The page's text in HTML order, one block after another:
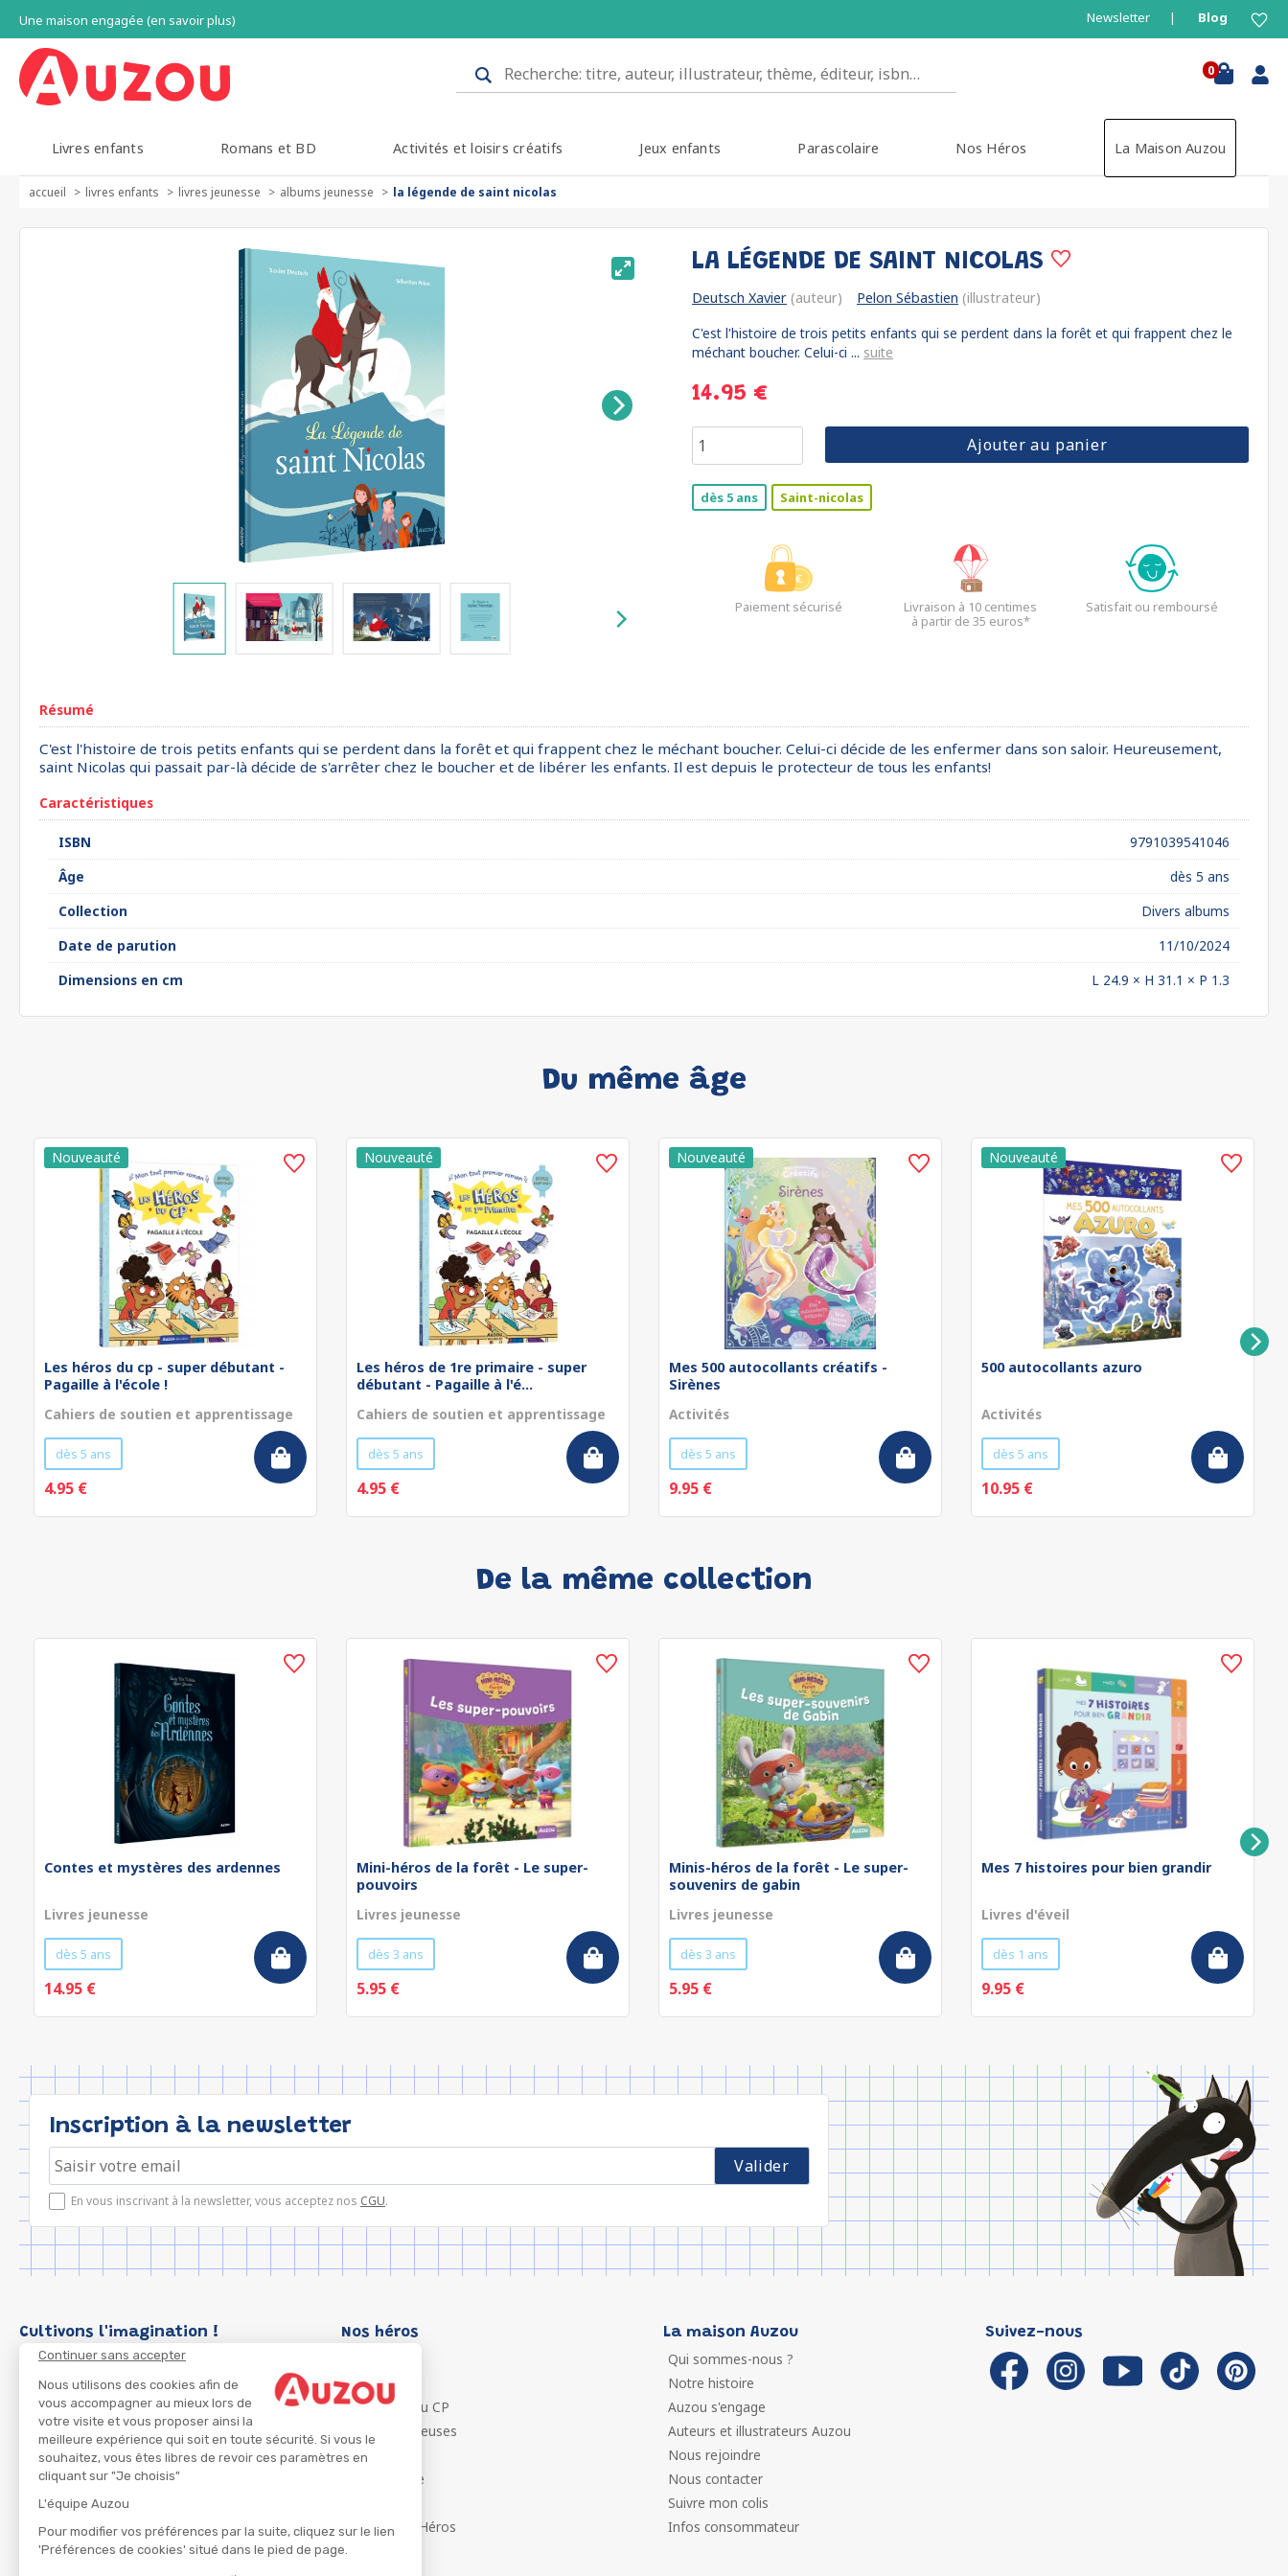
Continuer sans accepter
Nous utilisons des cookies afin de
vous accompagner au mieux lors de
votre visite et vous proposer ainsi la
meilleure expérience qui soit en toute sécurité. Si vous le
souhaitez, vous êtes libres de revoir ces paramètres en
cliquant sur "Je choisis"
L'équipe Auzou
Pour modifier vos préférences par la suite, cliquez sur le lien
'Préférences de cookies' situé dans le pied de page.
Une maison engagée (en savoir plus) Newsletter Blog
0
Livres enfants Romans et BD Activités et loisirs créatifs Jeux enfants Parascolaire Nos Héros La Maison Auzou
accueil livres enfants livres jeunesse albums jeunesse la légende de saint nicolas
LA LÉGENDE DE SAINT NICOLAS
Deutsch Xavier (auteur) Pelon Sébastien (illustrateur)
C'est l'histoire de trois petits enfants qui se perdent dans la forêt et qui frappent chez le
méchant boucher. Celui-ci ... suite
14.95 €
Ajouter au panier
dès 5 ans Saint-nicolas
Paiement sécurisé
Livraison à 10 centimes
à partir de 35 euros*
Satisfait ou remboursé
Résumé
C'est l'histoire de trois petits enfants qui se perdent dans la forêt et qui frappent chez le méchant boucher. Celui-ci décide de les enfermer dans son saloir. Heureusement,
saint Nicolas qui passait par-là décide de s'arrêter chez le boucher et de libérer les enfants. Il est depuis le protecteur de tous les enfants!
Caractéristiques
ISBN
9791039541046
Âge
dès 5 ans
Collection
Divers albums
Date de parution
11/10/2024
Dimensions en cm
L 24.9 × H 31.1 × P 1.3
Du même âge
Les héros du cp - super débutant -
Pagaille à l'école !
Cahiers de soutien et apprentissage
dès 5 ans
4.95 €
Les héros de 1re primaire - super
débutant - Pagaille à l'é...
Cahiers de soutien et apprentissage
dès 5 ans
4.95 €
Mes 500 autocollants créatifs -
Sirènes
Activités
dès 5 ans
9.95 €
500 autocollants azuro
Activités
dès 5 ans
10.95 €
De la même collection
Contes et mystères des ardennes
Livres jeunesse
dès 5 ans
14.95 €
Mini-héros de la forêt - Le super-
pouvoirs
Livres jeunesse
dès 3 ans
5.95 €
Minis-héros de la forêt - Le super-
souvenirs de gabin
Livres jeunesse
dès 3 ans
5.95 €
Mes 7 histoires pour bien grandir
Livres d'éveil
dès 1 ans
9.95 €
Inscription à la newsletter
En vous inscrivant à la newsletter, vous acceptez nos CGU.
Cultivons l'imagination ! Nos héros
P'tit Loup
Les Héros du CP
Les Influenceuses
Migali
Petite Taupe
Ma Boîte à Héros
La maison Auzou
Qui sommes-nous ?
Notre histoire
Auzou s'engage
Auteurs et illustrateurs Auzou
Nous rejoindre
Nous contacter
Suivre mon colis
Infos consommateur
Suivez-nous